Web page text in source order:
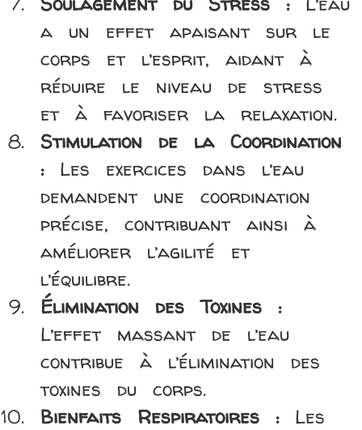
a un effet apaisant sur le
corps et l’esprit, aidant à
réduire le niveau de stress
et à favoriser la relaxation.
Stimulation de la Coordination
:Les exercices dans l’eau
demandent une coordination
précise, contribuant ainsi à
améliorer l’agilité et
l’équilibre.
Élimination des Toxines :
L’effet massant de l’eau
contribue à l’élimination des
toxines du corps.
Bienfaits Respiratoires :Les